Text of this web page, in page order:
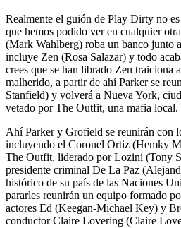
Realmente el guión de Play Dirty no
que hemos podido ver en cualquier
(Mark Wahlberg) roba un banco junto
incluye Zen (Rosa Salazar) y todo
crees que se han librado Zen traiciona
malherido, a partir de ahí Parker se
Stanfield) y volverá a Nueva York,
vetado por The Outfit, una mafia local.
Ahí Parker y Grofield se reunirán con
incluyendo el Coronel Ortiz (Hemky
The Outfit, liderado por Lozini (Tony
presidente criminal De La Paz
histórico de su país de las Naciones
pararles reunirán un equipo formado
actores Ed (Keegan-Michael Key) y
conductor Claire Lovering (Claire